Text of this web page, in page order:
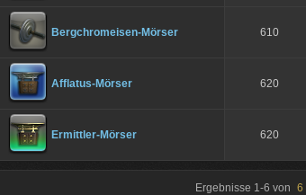
Bergchromeisen-Mörser 610
Afflatus-Mörser 620
Ermittler-Mörser 620
Ergebnisse 1-6 von 6